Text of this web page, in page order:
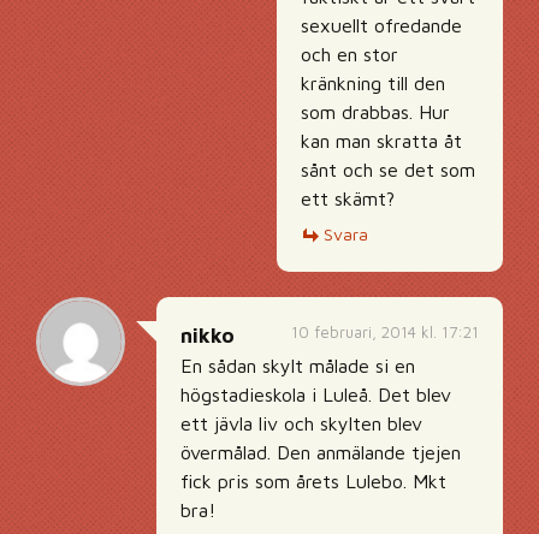
sexuellt ofredande
och en stor
kränkning till den
som drabbas. Hur
kan man skratta åt
sånt och se det som
ett skämt?
Svara
10 februari, 2014 kl. 17:21
nikko
En sådan skylt målade si en
högstadieskola i Luleå. Det blev
ett jävla liv och skylten blev
övermålad. Den anmälande tjejen
fick pris som årets Lulebo. Mkt
bra!